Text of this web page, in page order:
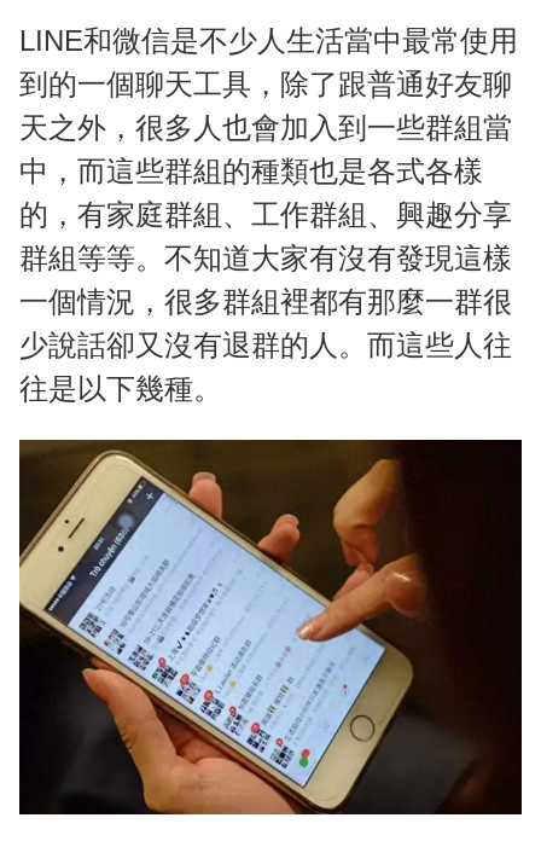
LINE和微信是不少人生活當中最常使用
到的一個聊天工具，除了跟普通好友聊
天之外，很多人也會加入到一些群組當
中，而這些群組的種類也是各式各樣
的，有家庭群組、工作群組、興趣分享
群組等等。不知道大家有沒有發現這樣
一個情況，很多群組裡都有那麼一群很
少說話卻又沒有退群的人。而這些人往
往是以下幾種。